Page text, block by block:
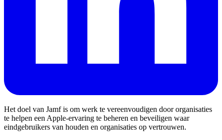
Het doel van Jamf is om werk te vereenvoudigen door organisaties
te helpen een Apple-ervaring te beheren en beveiligen waar
eindgebruikers van houden en organisaties op vertrouwen.